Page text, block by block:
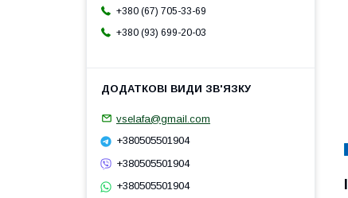
+380 (67) 705-33-69
+380 (93) 699-20-03
vselafa@gmail.com
+380505501904
+380505501904
+380505501904